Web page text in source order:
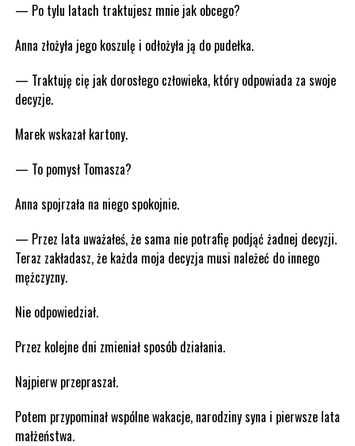
— Po tylu latach traktujesz mnie jak obcego?
Anna złożyła jego koszulę i odłożyła ją do pudełka.
— Traktuję cię jak dorosłego człowieka, który odpowiada za swoje
decyzje.
Marek wskazał kartony.
— To pomysł Tomasza?
Anna spojrzała na niego spokojnie.
— Przez lata uważałeś, że sama nie potrafię podjąć żadnej decyzji.
Teraz zakładasz, że każda moja decyzja musi należeć do innego
mężczyzny.
Nie odpowiedział.
Przez kolejne dni zmieniał sposób działania.
Najpierw przepraszał.
Potem przypominał wspólne wakacje, narodziny syna i pierwsze lata
małżeństwa.